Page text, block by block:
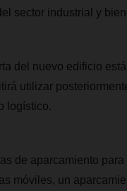
sector industrial y
del nuevo edificio
utilizar
logístico.
de aparcamiento
móviles, un